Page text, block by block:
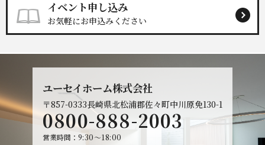
イベント申し込み
お気軽にお申込みください
ユーセイホーム株式会社
〒857-0333長崎県北松浦郡佐々町中川原免130-1
0800-888-2003
営業時間
9:30～18:00